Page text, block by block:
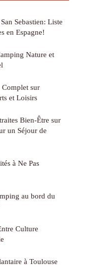
Sebastien: Liste
en Espagne!
Nature et
Complet sur
et Loisirs
Bien-Être sur
un Séjour de
à Ne Pas
au bord du
Culture
à Toulouse